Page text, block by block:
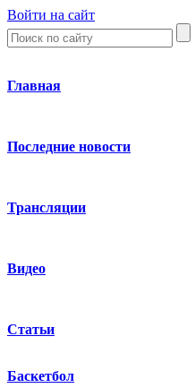
Войти на сайт
Главная
Последние новости
Трансляции
Видео
Статьи
Баскетбол